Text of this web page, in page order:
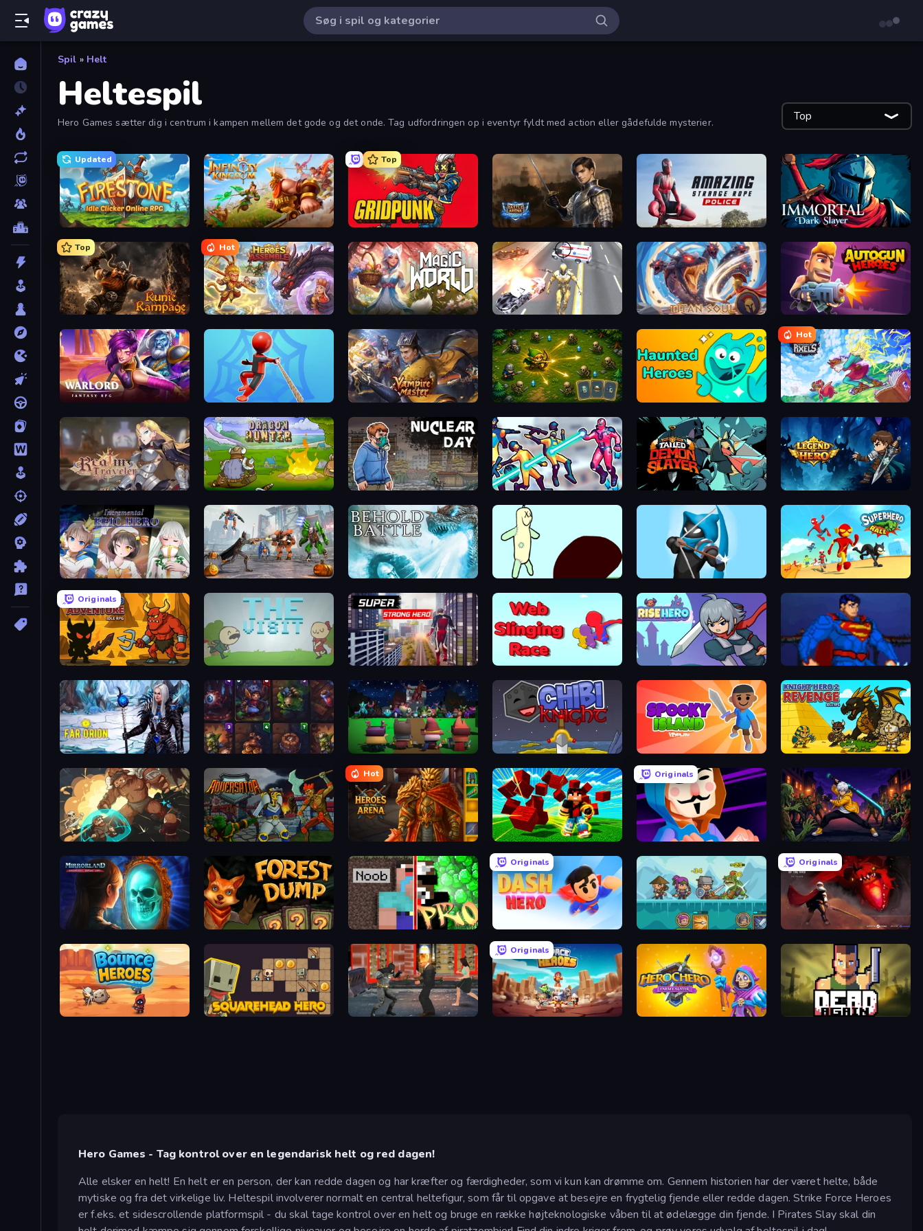
Spil » Helt
Heltespil
Hero Games sætter dig i centrum i kampen mellem det gode og det onde. Tag udfordringen op i eventyr fyldt med action eller gådefulde mysterier. Top
Updated
Firestone – Idle Clicker Online RPG Infinity Kingdom
Top
Gridpunk - 3v3 Battle Royale Battle Arena Amazing Strange Rope Police Immortal: Dark Slayer
Top
Runic Rampage
Hot
Heroes Assemble Magic World Super Crime Steel War Hero Titan Soul: Action RPG Autogun Heroes
Warlord: Fantasy RPG Web Master Vampire Master Tiny Ranger Haunted Heroes
Hot
Kingdom of Pixels
Realm Traveler Dragon Hunter Nuclear Day Hero 3: Flying Robot Tailed Demon Slayer Legend of Hero
Incremental Epic Hero Flying Bat Robot Car Transform Game Behold Battle Doodieman Voodoo Wild Archer: Castle Defense Superhero Race!
Originals
Knight Hero Adventure Idle RPG The Visit Super Strong Hero Rise Hero Injustice Gods Among Us
Far Orion: New Worlds Cards Keeper Guardians of the Kingdom Chibi Knight Spooky Island Knight Hero 2 Revenge Idle RPG
Dungeon of Terror Adversator
Hot
Heroes of the Arena Robby Superhero
Originals
Hacking Hero: Hacker Clicker Sword Master: Shadow Hunter
Mirrorland Forest Dump Noob vs Pro: Challenge
Originals
Shorties' Kingdom 3
Originals
Champions of The Void: Paladin
Bounce Heroes Squarehead Hero Bat Hero: Immortal Legend Crime Fighter
Originals
Space Heroes Herochero: Enemy Slayer Dead Again
Hero Games - Tag kontrol over en legendarisk helt og red dagen!
Alle elsker en helt! En helt er en person, der kan redde dagen og har kræfter og færdigheder, som vi kun kan drømme om. Gennem historien har der været helte, både
mytiske og fra det virkelige liv. Heltespil involverer normalt en central heltefigur, som får til opgave at besejre en frygtelig fjende eller redde dagen. Strike Force Heroes
er f.eks. et sidescrollende platformspil - du skal tage kontrol over en helt og bruge en række højteknologiske våben til at ødelægge din fjende. I Pirates Slay skal din